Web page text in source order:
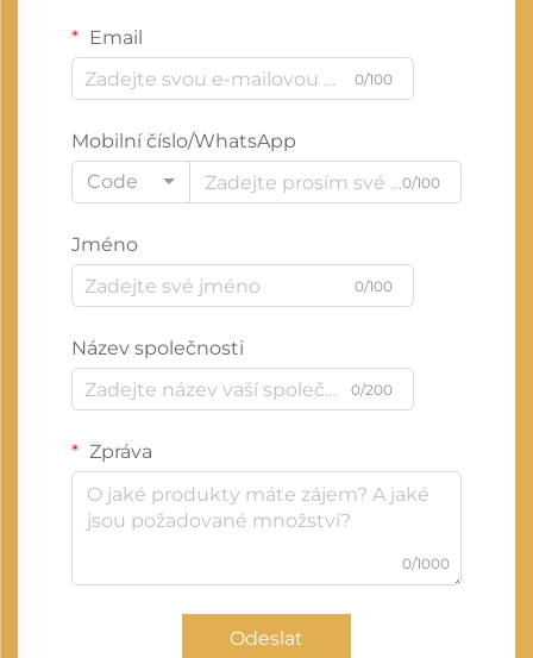
Email
0/100
Mobilní číslo/WhatsApp
Code
0/100
Jméno
0/100
Název společnosti
0/200
Zpráva
0/1000
Odeslat